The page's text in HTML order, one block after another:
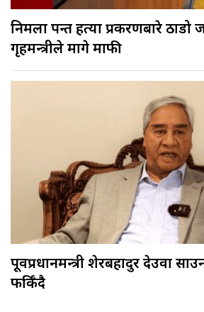
निर्मला पन्त हत्या प्रकरणबारे
गृहमन्त्रीले मागे माफी
पूर्वप्रधानमन्त्री शेरबहादुर देउवा
फर्किँदै